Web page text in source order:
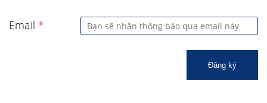
Email *
Đăng ký